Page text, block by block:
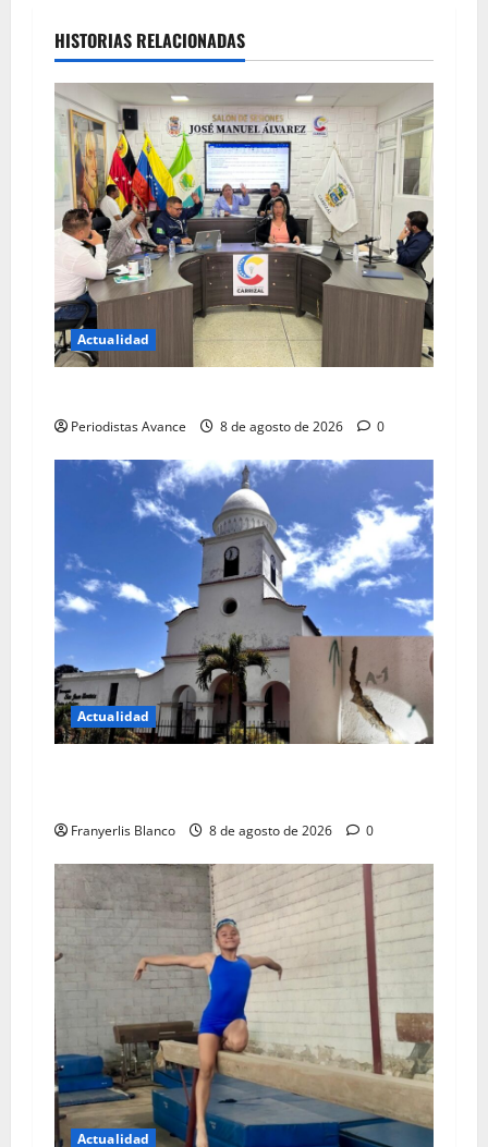
HISTORIAS RELACIONADAS
Actualidad
Periodistas Avance 8 de agosto de 2026 0
Actualidad
Franyerlis Blanco 8 de agosto de 2026 0
Actualidad